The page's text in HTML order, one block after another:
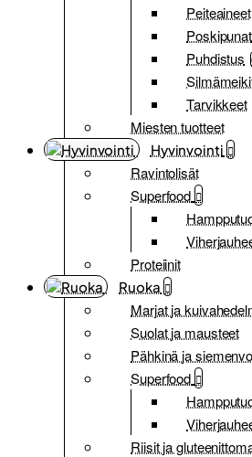
Peiteaineet
Poskipunat
Puhdistus
Tarvikkeet
Miesten tuotteet
Hyvinvointi
Ravintolisät
Superfood
Proteiinit
Ruoka
Marjat ja
Suolat ja mausteet
Pähkinä ja
Superfood
Riisit ja